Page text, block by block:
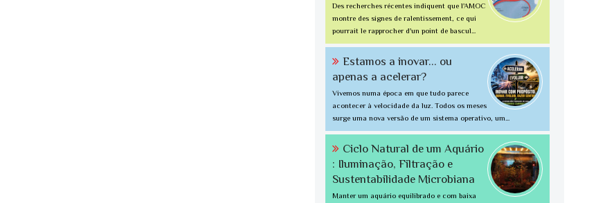
Des recherches récentes indiquent que l'AMOC
montre des signes de ralentissement, ce qui
pourrait le rapprocher d'un point de bascul...
Estamos a inovar... ou
apenas a acelerar?
Vivemos numa época em que tudo parece
acontecer à velocidade da luz. Todos os meses
surge uma nova versão de um sistema operativo, um...
Ciclo Natural de um Aquário
: Iluminação, Filtração e
Sustentabilidade Microbiana
Manter um aquário equilibrado e com baixa